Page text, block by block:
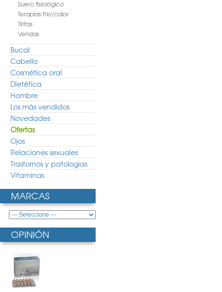
Suero fisiológico
Terapias frio/calor
Tiritas
Vendas
Bucal
Cabello
Cosmética oral
Dietética
Hombre
Los más vendidos
Novedades
Ofertas
Ojos
Relaciones sexuales
Trastornos y patologias
Vitaminas
MARCAS
OPINIÓN